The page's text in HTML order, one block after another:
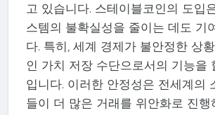
고 있습니다. 스테이블코인의 도입
스템의 불확실성을 줄이는 데도 기
다. 특히, 세계 경제가 불안정한 상
인 가치 저장 수단으로서의 기능을
입니다. 이러한 안정성은 전세계의
들이 더 많은 거래를 위안화로 진행